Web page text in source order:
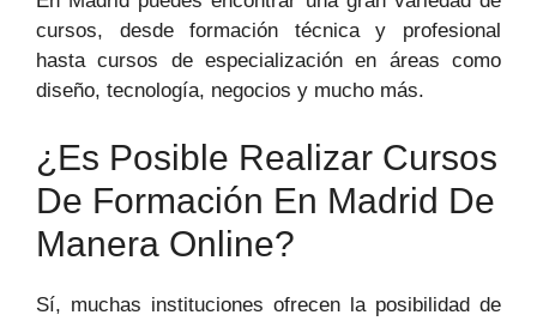
cursos,‍ desde formación técnica‌ y⁤ profesional
hasta cursos de especialización en áreas‍ como
diseño, tecnología, negocios y mucho más.
¿Es Posible Realizar Cursos
⁤de Formación En⁢ Madrid De
⁤manera⁣ Online?
Sí, muchas instituciones‍ ofrecen ⁤la posibilidad de